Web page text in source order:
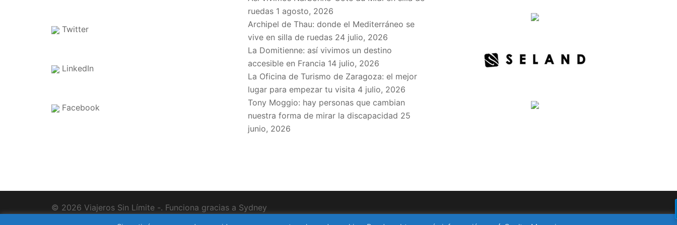
Twitter
LinkedIn
Facebook
ruedas 1 agosto, 2026
Archipel de Thau: donde el Mediterráneo se
vive en silla de ruedas 24 julio, 2026
La Domitienne: así vivimos un destino
accesible en Francia 14 julio, 2026
La Oficina de Turismo de Zaragoza: el mejor
lugar para empezar tu visita 4 julio, 2026
Tony Moggio: hay personas que cambian
nuestra forma de mirar la discapacidad 25
junio, 2026
© 2026 Viajeros Sin Límite -. Funciona gracias a Sydney